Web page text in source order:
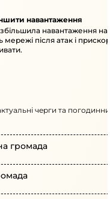
навантаження
навантаження
мережі після атак і
черги та
громада